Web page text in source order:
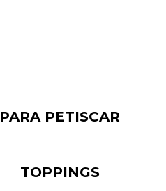
PARA PETISCAR
TOPPINGS